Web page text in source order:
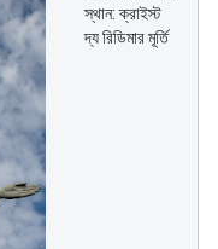
স্থান: ক্রাইস্ট
দ্য রিডিমার মূর্তি